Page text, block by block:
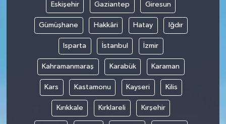
Eskişehir Gaziantep Giresun
Gümüşhane Hakkâri Hatay Iğdır
Isparta İstanbul İzmir
Kahramanmaraş Karabük Karaman
Kars Kastamonu Kayseri Kilis
Kırıkkale Kırklareli Kırşehir